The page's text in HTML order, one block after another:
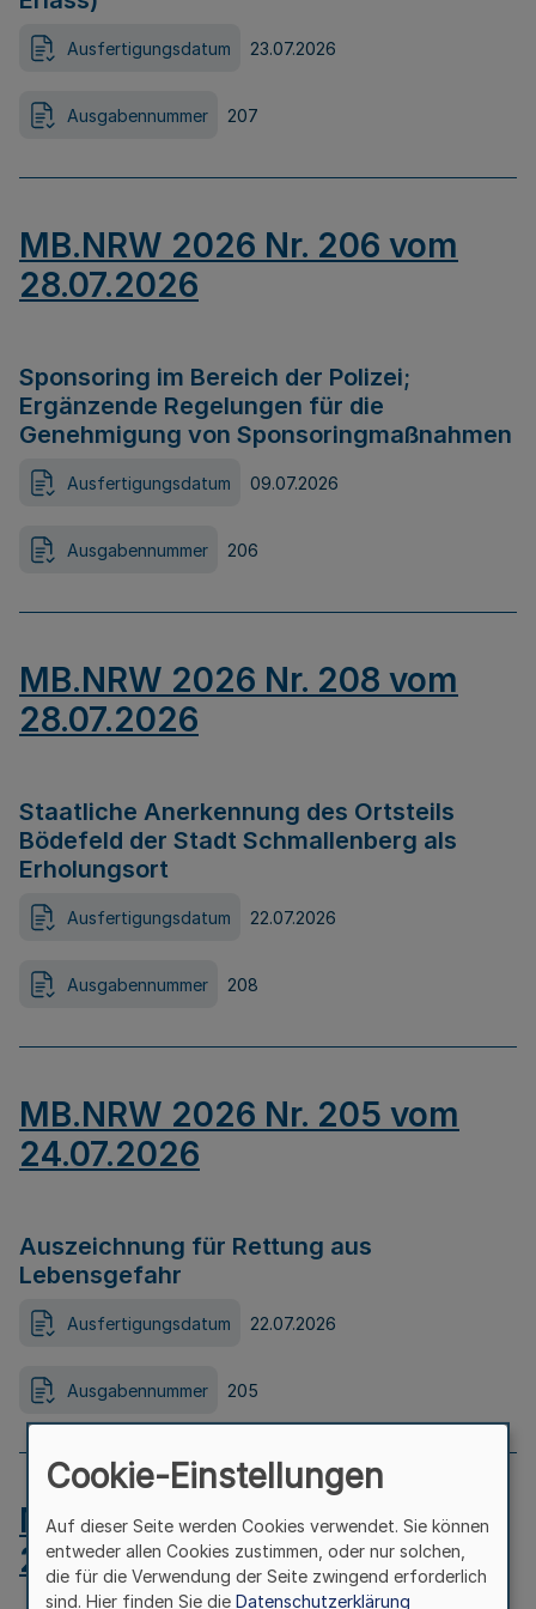
Ausfertigungsdatum 23.07.2026
Ausgabennummer 207
MB.NRW 2026 Nr. 206 vom
28.07.2026
Sponsoring im Bereich der Polizei;
Ergänzende Regelungen für die
Genehmigung von Sponsoringmaßnahmen
Ausfertigungsdatum 09.07.2026
Ausgabennummer 206
MB.NRW 2026 Nr. 208 vom
28.07.2026
Staatliche Anerkennung des Ortsteils
Bödefeld der Stadt Schmallenberg als
Erholungsort
Ausfertigungsdatum 22.07.2026
Ausgabennummer 208
MB.NRW 2026 Nr. 205 vom
24.07.2026
Auszeichnung für Rettung aus
Lebensgefahr
Ausfertigungsdatum 22.07.2026
Ausgabennummer 205
MB.NRW 2026 Nr. 204 vom
24.07.2026
Cookie-Einstellungen
Auf dieser Seite werden Cookies verwendet. Sie können
entweder allen Cookies zustimmen, oder nur solchen,
die für die Verwendung der Seite zwingend erforderlich
sind. Hier finden Sie die Datenschutzerklärung